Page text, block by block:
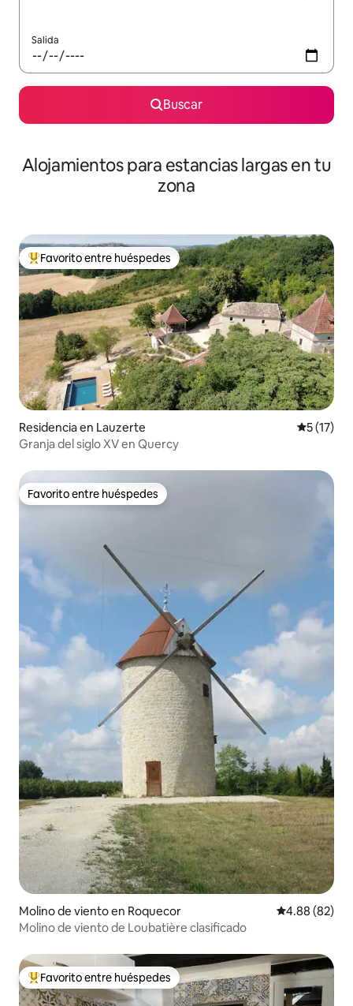
Salida
Buscar
Alojamientos para estancias largas en tu
zona
De los mejores en Favorito entre huéspedes
Favorito entre huéspedes
Residencia en Lauzerte
5 (17)
Granja del siglo XV en Quercy
Favorito entre huéspedes
Favorito entre huéspedes
Molino de viento en Roquecor Calificación
4.88 (82)
Molino de viento de Loubatière clasificado
De los mejores en Favorito entre huéspedes
Favorito entre huéspedes